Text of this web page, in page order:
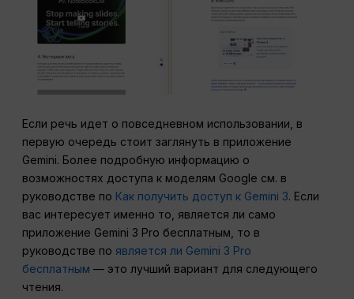
Если речь идет о повседневном использовании, в
первую очередь стоит заглянуть в приложение
Gemini. Более подробную информацию о
возможностях доступа к моделям Google см. в
руководстве по Как получить доступ к Gemini 3. Если
вас интересует именно то, является ли само
приложение Gemini 3 Pro бесплатным, то в
руководстве по является ли Gemini 3 Pro
бесплатным — это лучший вариант для следующего
чтения.